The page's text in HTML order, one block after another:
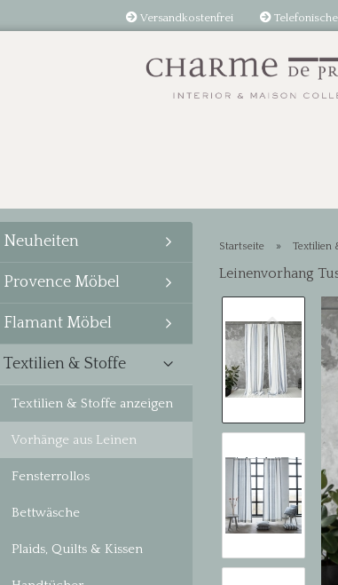
Versandkostenfrei
Startseite » Textilien
Leinenvorhang
Neuheiten
Provence Möbel
Flamant Möbel
Textilien & Stoffe
Textilien & Stoffe anzeigen
Vorhänge aus Leinen
Fensterrollos
Bettwäsche
Plaids, Quilts & Kissen